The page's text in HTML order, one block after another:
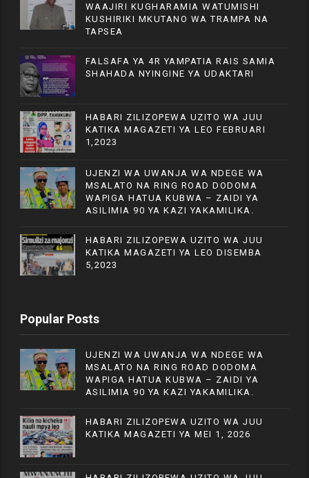
WAAJIRI KUGHARAMIA WATUMISHI
KUSHIRIKI MKUTANO WA TRAMPA NA
TAPSEA
FALSAFA YA 4R YAMPATIA RAIS SAMIA
SHAHADA NYINGINE YA UDAKTARI
HABARI ZILIZOPEWA UZITO WA JUU
KATIKA MAGAZETI YA LEO FEBRUARI
1,2023
UJENZI WA UWANJA WA NDEGE WA
MSALATO NA RING ROAD DODOMA
WAPIGA HATUA KUBWA – ZAIDI YA
ASILIMIA 90 YA KAZI YAKAMILIKA.
HABARI ZILIZOPEWA UZITO WA JUU
KATIKA MAGAZETI YA LEO DISEMBA
5,2023
Popular Posts
UJENZI WA UWANJA WA NDEGE WA
MSALATO NA RING ROAD DODOMA
WAPIGA HATUA KUBWA – ZAIDI YA
ASILIMIA 90 YA KAZI YAKAMILIKA.
HABARI ZILIZOPEWA UZITO WA JUU
KATIKA MAGAZETI YA MEI 1, 2026